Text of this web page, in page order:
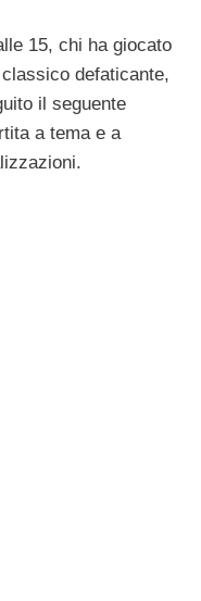
15, chi ha giocato
defaticante,
il seguente
a tema e a